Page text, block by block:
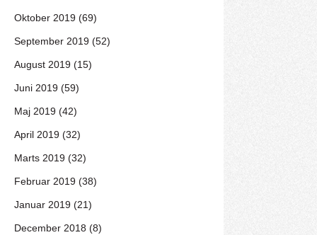
Oktober 2019 (69)
September 2019 (52)
August 2019 (15)
Juni 2019 (59)
Maj 2019 (42)
April 2019 (32)
Marts 2019 (32)
Februar 2019 (38)
Januar 2019 (21)
December 2018 (8)